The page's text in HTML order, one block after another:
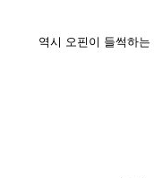
역시 오핀이 들썩하